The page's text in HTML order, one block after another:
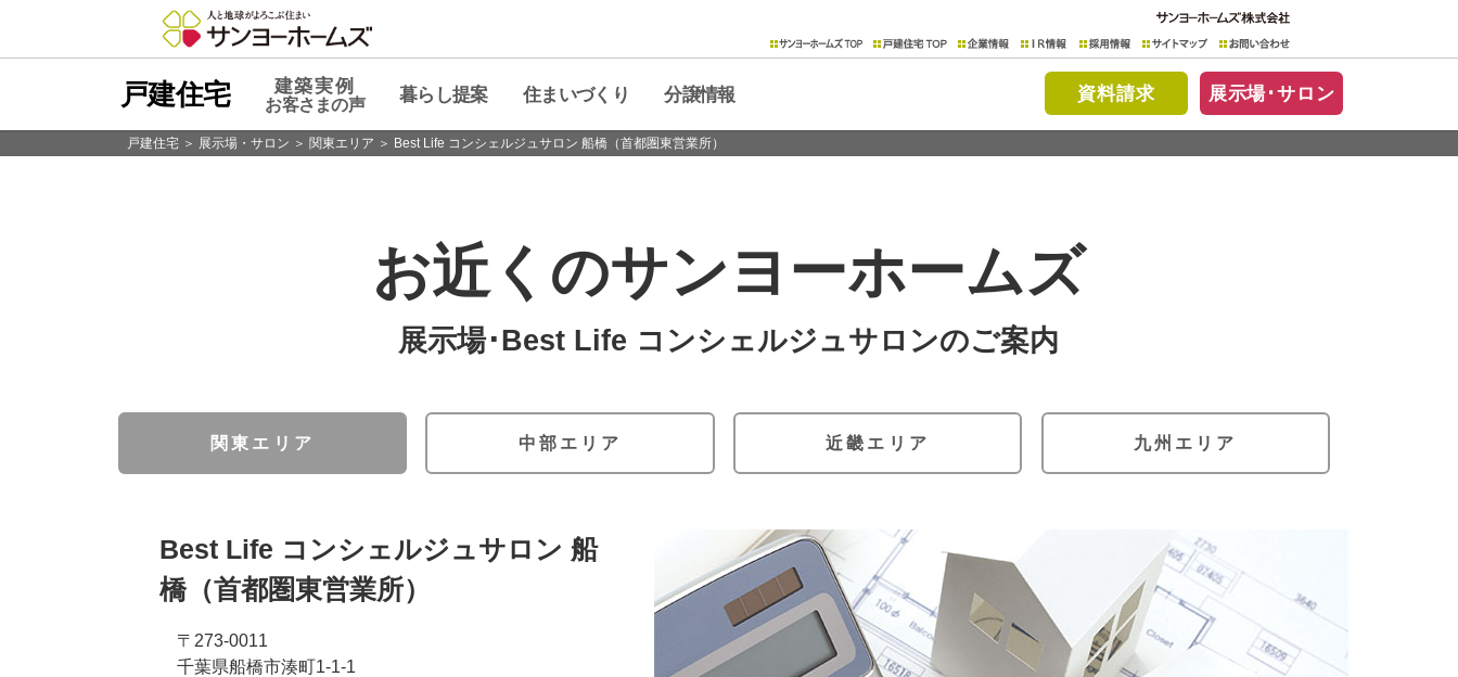
戸建住宅 建築実例
お客さまの声
建築実例 お客さまの声
#63
暮らし提案
暮らし提案「ライフスタイルクラシテ」
２世帯住宅 新・健康住宅 マルチシェルター 屋上で at Homeに楽しむ暮らし ゆとりモア
住まいづくり
住まいづくり
分譲情報
分譲情報
中部エリア
・スマｅタウン瀬戸
近畿エリア
・スマｅタウン八尾・山本
・サンプレイス泉大津・寿町
九州エリア
・遠賀郡岡垣町 岡垣HILLS
展示場･サロン
資料請求
戸建住宅＞ 展示場・サロン ＞ 関東エリア ＞ Best Life コンシェルジュサロン 船橋（首都圏東営業所）
お近くのサンヨーホームズ
展示場･Best Life コンシェルジュサロンのご案内
関東エリア 中部エリア 近畿エリア 九州エリア
Best Life コンシェルジュサロン 船
橋（首都圏東営業所）
〒273-0011
千葉県船橋市湊町1-1-1